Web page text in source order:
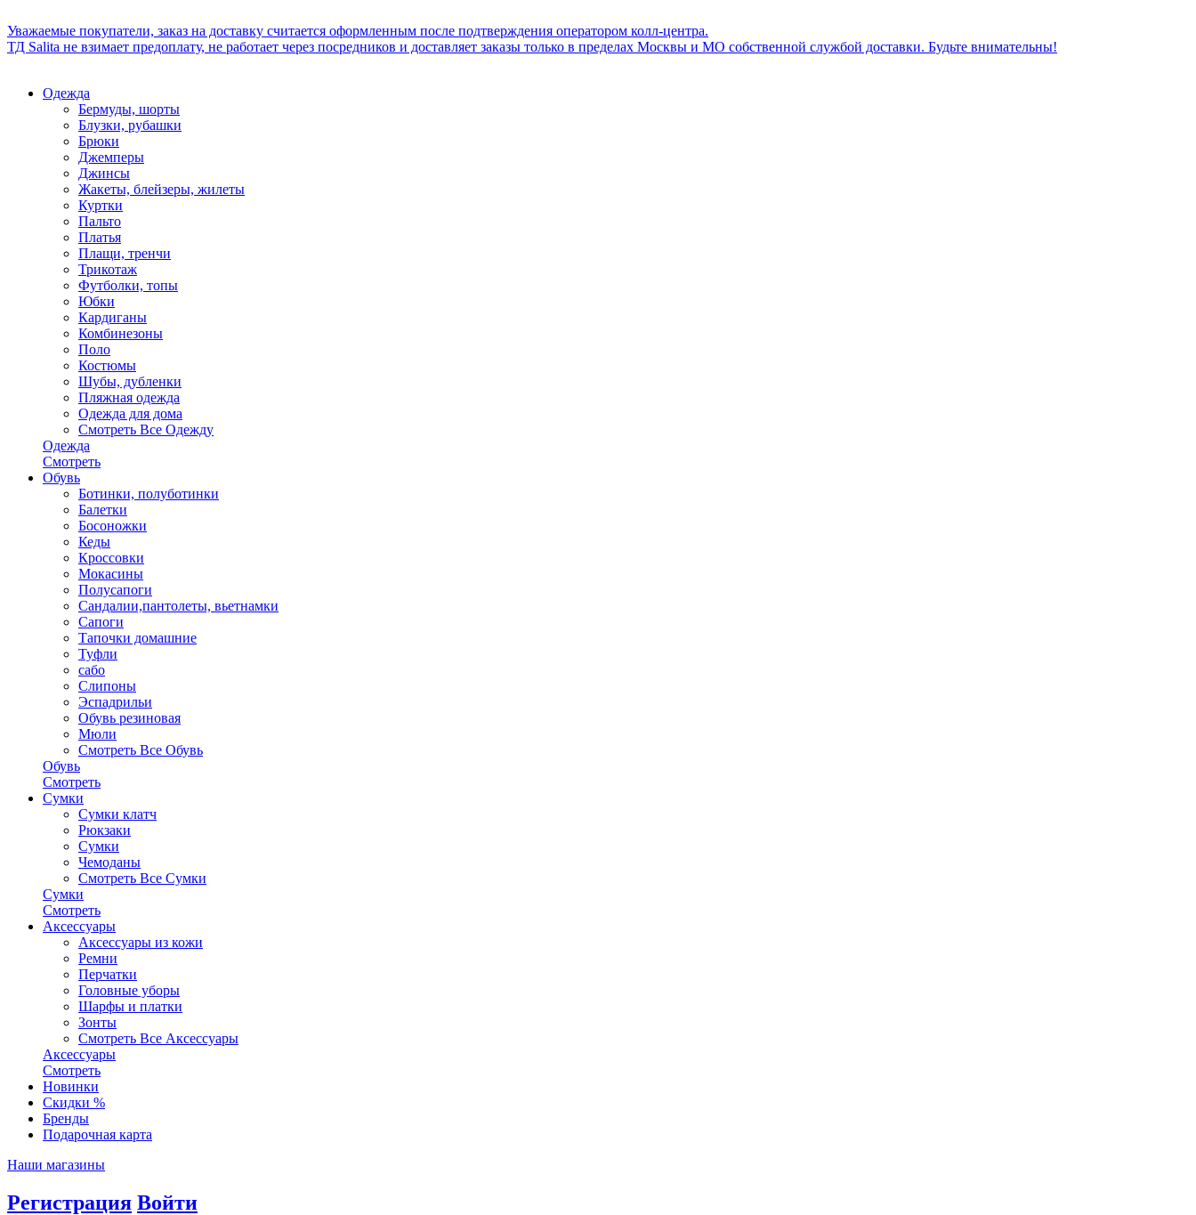
Уважаемые покупатели, заказ на доставку считается оформленным после подтверждения оператором колл-центра.
ТД Salita не взимает предоплату, не работает через посредников и доставляет заказы только в пределах Москвы и МО собственной службой доставки. Будьте внимательны!
Одежда
Бермуды, шорты
Блузки, рубашки
Брюки
Джемперы
Джинсы
Жакеты, блейзеры, жилеты
Куртки
Пальто
Платья
Плащи, тренчи
Трикотаж
Футболки, топы
Юбки
Кардиганы
Комбинезоны
Поло
Костюмы
Шубы, дубленки
Пляжная одежда
Одежда для дома
Смотреть Все Одежду
Одежда
Смотреть
Обувь
Ботинки, полуботинки
Балетки
Босоножки
Кеды
Кроссовки
Мокасины
Полусапоги
Сандалии,пантолеты, вьетнамки
Сапоги
Тапочки домашние
Туфли
сабо
Слипоны
Эспадрильи
Обувь резиновая
Мюли
Смотреть Все Обувь
Обувь
Смотреть
Сумки
Сумки клатч
Рюкзаки
Сумки
Чемоданы
Смотреть Все Сумки
Сумки
Смотреть
Аксессуары
Аксессуары из кожи
Ремни
Перчатки
Головные уборы
Шарфы и платки
Зонты
Смотреть Все Аксессуары
Аксессуары
Смотреть
Новинки
Скидки %
Бренды
Подарочная карта
Наши магазины
Регистрация Войти